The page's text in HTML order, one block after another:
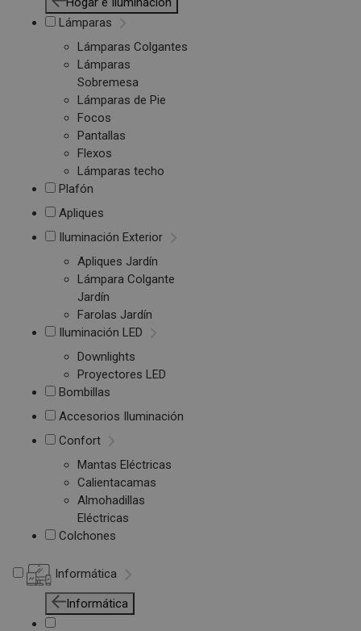
Lámparas
Lámparas Colgantes
Lámparas
Sobremesa
Lámparas de Pie
Focos
Pantallas
Flexos
Lámparas techo
Plafón
Apliques
Iluminación Exterior
Apliques Jardín
Lámpara Colgante
Jardín
Farolas Jardín
Iluminación LED
Downlights
Proyectores LED
Bombillas
Accesorios Iluminación
Confort
Mantas Eléctricas
Calientacamas
Almohadillas
Eléctricas
Colchones
Informática
Informática